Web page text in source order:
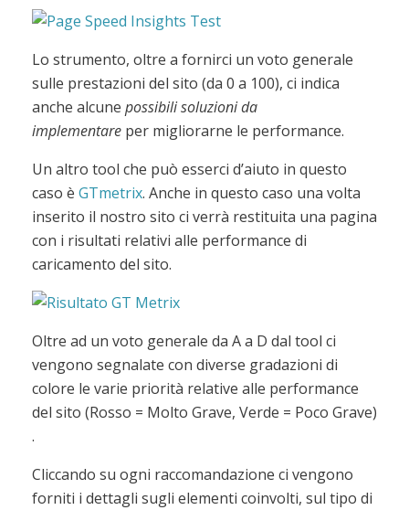
Lo strumento, oltre a fornirci un voto generale
sulle prestazioni del sito (da 0 a 100), ci indica
anche alcune possibili soluzioni da
implementare per migliorarne le performance.
Un altro tool che può esserci d’aiuto in questo
caso è GTmetrix. Anche in questo caso una volta
inserito il nostro sito ci verrà restituita una pagina
con i risultati relativi alle performance di
caricamento del sito.
Oltre ad un voto generale da A a D dal tool ci
vengono segnalate con diverse gradazioni di
colore le varie priorità relative alle performance
del sito (Rosso = Molto Grave, Verde = Poco Grave)
.
Cliccando su ogni raccomandazione ci vengono
forniti i dettagli sugli elementi coinvolti, sul tipo di